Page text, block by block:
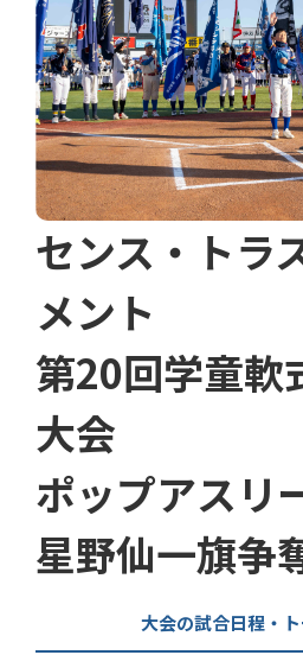
センス・トラ
メント
第20回学童軟
大会
ポップアスリ
星野仙一旗争
大会の試合日程・